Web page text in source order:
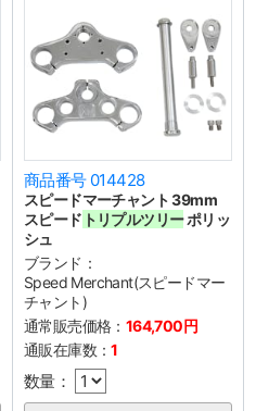
商品番号 014428
スピードマーチャント 39mm
スピード トリプルツリーポリッ
シュ
ブランド：
Speed Merchant(スピードマー
チャント)
通常販売価格： 164,700円
通販在庫数：1
数量：